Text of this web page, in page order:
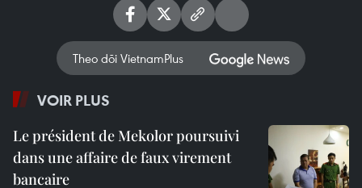
Theo dõi VietnamPlus
VOIR PLUS
Le président de Mekolor poursuivi
dans une affaire de faux virement
bancaire